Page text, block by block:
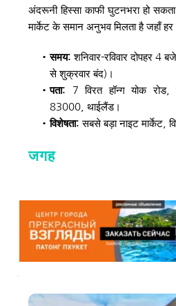
अंदरूनी हिस्सा काफी घुटनभरा हो
मार्केट के समान अनुभव मिलता है जहाँ हर
समय: शनिवार-रविवार दोपहर 4
से शुक्रवार बंद)।
पता: 7 विरत हॉन्ग योक
83000, थाईलैंड।
विशेषता: सबसे बड़ा नाइट मार्केट,
जगह